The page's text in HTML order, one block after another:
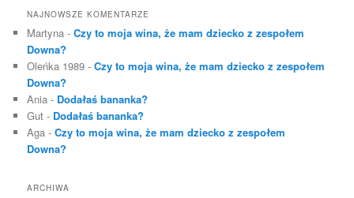
NAJNOWSZE KOMENTARZE
Martyna -Czy to moja wina, że mam dziecko z zespołem
Downa?
Oleńka 1989 -Czy to moja wina, że mam dziecko z zespołem
Downa?
Ania - Dodałaś bananka?
Gut - Dodałaś bananka?
Aga -Czy to moja wina, że mam dziecko z zespołem
Downa?
ARCHIWA